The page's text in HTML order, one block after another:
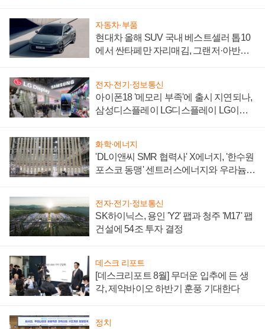
자동차·부품
현대차 올해 SUV 국내 베스트셀러 톱10
에서 싼타페만 자리매김, 그랜저·아반떼
전자·전기·정보통신
아이폰18 '메모리 부족'에 출시 지연되나,
삼성디스플레이 LG디스플레이 LG이노
화학·에너지
'DL이앤씨 SMR 협력사' X에너지, '한수원
포스코 동맹' 센트러스에너지와 우라늄
전자·전기·정보통신
SK하이닉스, 용인 'Y2' 팹과 청주 'M17' 팹
건설에 54조 투자 결정
데스크 리포트
[데스크리포트 8월] 무더운 입추에 든 생
각, 제약바이오 하반기 훈풍 기대한다
정치